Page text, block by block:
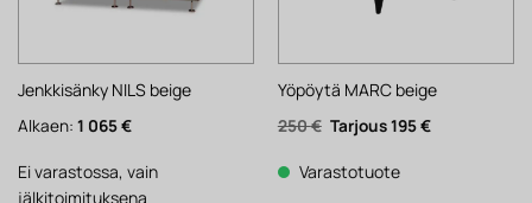
Jenkkisänky NILS beige
Alkaen: 1 065€
Ei varastossa, vain
jälkitoimituksena
Yöpöytä MARC beige
250€ Alkuperäinen
hinta
250 €.
195€Nykyinen
Varastotuote